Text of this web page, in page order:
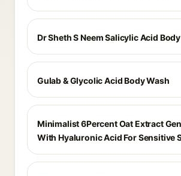
Dr Sheth S Neem Salicylic Acid
Gulab & Glycolic Acid Body Wash
Minimalist 6Percent Oat Extract
With Hyaluronic Acid For Sensitive